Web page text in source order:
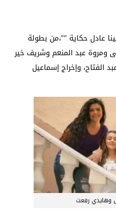
عادل حكاية “”،من بطولة
ومروة عبد المنعم وشريف خير
الفتاح، وإخراج إسماعيل
وهايدي رفعت